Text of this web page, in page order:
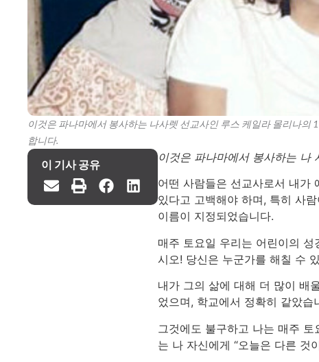
이것은 파나마에서 봉사하는 나사렛 선교사인 루스 케일라 몰리나의
합니다.
이 기사 공유
이것은 파나마에서 봉사하는 나
어떤 사람들은 선교사로서 내가
있다고 고백해야 하며, 특히 사
이름이 지정되었습니다.
매주 토요일 우리는 어린이의
시오! 당신은 누군가를 해칠 수
내가 그의 삶에 대해 더 많이 배
었으며, 학교에서 정확히 같았습
그것에도 불구하고 나는 매주
는 나 자신에게 “오늘은 다른 것